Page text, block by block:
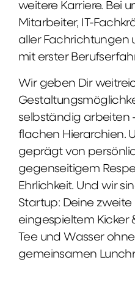
weitere Karriere. Bei
Mitarbeiter, IT-
aller Fachrichtungen
mit erster
Wir geben Dir
selbständig arbeiten
flachen Hierarchien.
geprägt von
gegenseitigem
Ehrlichkeit. Und wir
Startup: Deine zweite
eingespieltem Kicker
Tee und Wasser
gemeinsamen